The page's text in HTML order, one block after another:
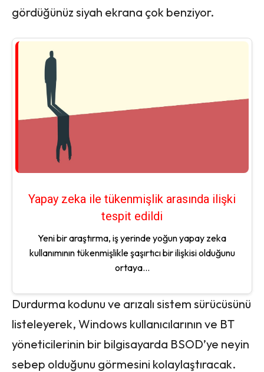
gördüğünüz siyah ekrana çok benziyor.
Yapay zeka ile tükenmişlik arasında ilişki
tespit edildi
Yeni bir araştırma, iş yerinde yoğun yapay zeka
kullanımının tükenmişlikle şaşırtıcı bir ilişkisi olduğunu
ortaya...
Durdurma kodunu ve arızalı sistem sürücüsünü
listeleyerek, Windows kullanıcılarının ve BT
yöneticilerinin bir bilgisayarda BSOD’ye neyin
sebep olduğunu görmesini kolaylaştıracak.